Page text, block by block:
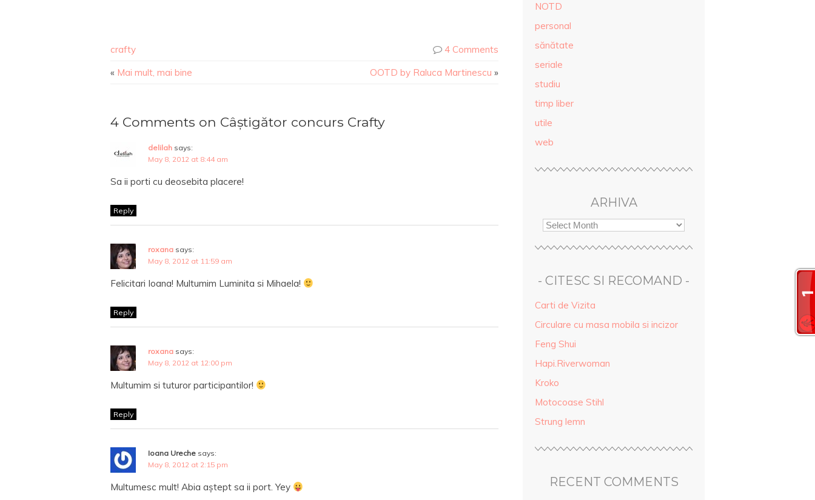
crafty
4 Comments
« Mai mult, mai bine OOTD by Raluca Martinescu »
4 Comments on Câștigător concurs Crafty
delilah says:
May 8, 2012 at 8:44 am
Sa ii porti cu deosebita placere!
Reply
roxana says:
May 8, 2012 at 11:59 am
Felicitari Ioana! Multumim Luminita si Mihaela!
Reply
roxana says:
May 8, 2012 at 12:00 pm
Multumim si tuturor participantilor!
Reply
Ioana Ureche says:
May 8, 2012 at 2:15 pm
Multumesc mult! Abia aștept sa ii port. Yey
NOTD
personal
sănătate
seriale
studiu
timp liber
utile
web
ARHIVA
- CITESC SI RECOMAND -
Carti de Vizita
Circulare cu masa mobila si incizor
Feng Shui
Hapi.Riverwoman
Kroko
Motocoase Stihl
Strung lemn
RECENT COMMENTS